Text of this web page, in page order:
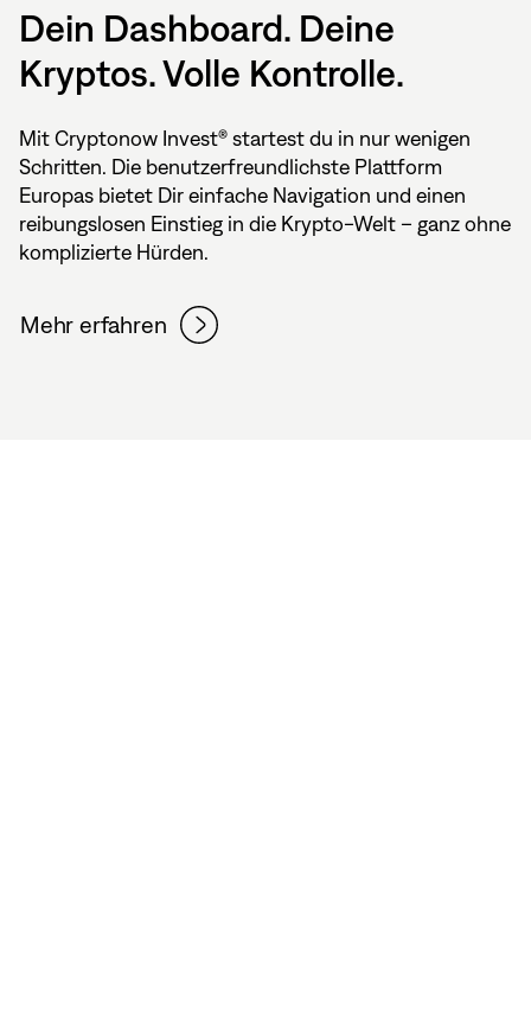
Dein Dashboard. Deine
Kryptos. Volle Kontrolle.
Mit Cryptonow Invest® startest du in nur wenigen
Schritten. Die benutzerfreundlichste Plattform
Europas bietet Dir einfache Navigation und einen
reibungslosen Einstieg in die Krypto-Welt – ganz ohne
komplizierte Hürden.
Mehr erfahren